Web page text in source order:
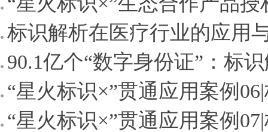
标识解析在医疗行业的应用
90.1亿个“数字身份证”：标
“星火标识×”贯通应用案例
“星火标识×”贯通应用案例